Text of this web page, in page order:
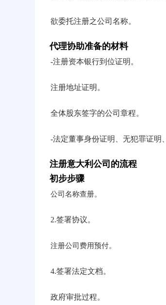
欲委托注册之公司名称。
代理协助准备的材料
-注册资本银行到位证明。
注册地址证明。
全体股东签字的公司章程。
-法定董事身份证明、无犯罪证明
注册意大利公司的流程
初步步骤
公司名称查册。
2.签署协议。
注册公司费用预付。
4.签署法定文档。
政府审批过程。